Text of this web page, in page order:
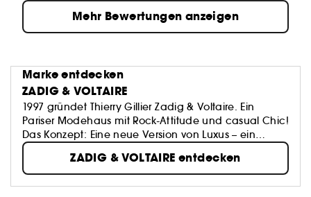
Mehr Bewertungen anzeigen
Marke entdecken
ZADIG & VOLTAIRE
1997 gründet Thierry Gillier Zadig & Voltaire. Ein
Pariser Modehaus mit Rock-Attitude und casual Chic!
Das Konzept: Eine neue Version von Luxus – ein
lässiger Luxus, ein Mix aus hochwertigen Materialien
wie Kaschmir, Leder, Seide – gepaart mit coolen,
alltagstauglichen Schnitten. Doch Z&V ist vielmehr
als nur eine Modemarke – IT’S A STATE OF MIND. Eine
ZADIG & VOLTAIRE entdecken